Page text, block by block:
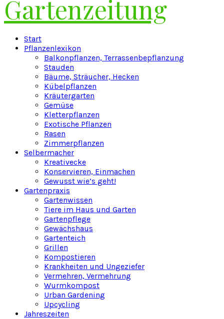
Gartenzeitung
Start
Pflanzenlexikon
Balkonpflanzen, Terrassenbepflanzung
Stauden
Bäume, Sträucher, Hecken
Kübelpflanzen
Kräutergarten
Gemüse
Kletterpflanzen
Exotische Pflanzen
Rasen
Zimmerpflanzen
Selbermacher
Kreativecke
Konservieren, Einmachen
Gewusst wie’s geht!
Gartenpraxis
Gartenwissen
Tiere im Haus und Garten
Gartenpflege
Gewächshaus
Gartenteich
Grillen
Kompostieren
Krankheiten und Ungeziefer
Vermehren, Vermehrung
Wurmkompost
Urban Gardening
Upcycling
Jahreszeiten